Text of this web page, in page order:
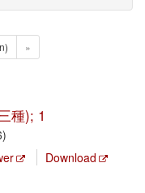
»
種); 1
Download